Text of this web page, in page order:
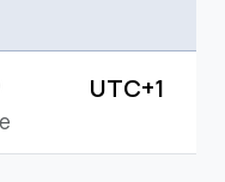
UTC+1